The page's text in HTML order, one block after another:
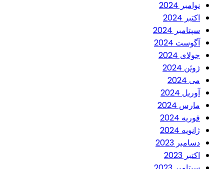
نوامبر 2024
اکتبر 2024
سپتامبر 2024
آگوست 2024
جولای 2024
ژوئن 2024
می 2024
آوریل 2024
مارس 2024
فوریه 2024
ژانویه 2024
دسامبر 2023
اکتبر 2023